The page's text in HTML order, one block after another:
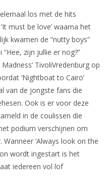
los met de hits
must be love’ waarna het
kwamen de “nutty boys”
zijn jullie er nog?”
TivoliVredenburg op
‘Nightboat to Cairo’
van de jongste fans die
Ook is er voor deze
in de coulissen die
podium verschijnen om
‘Always look on the
wordt ingestart is het
iedereen vol lof